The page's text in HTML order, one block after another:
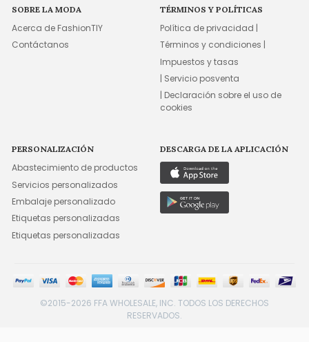
SOBRE LA MODA
Acerca de FashionTIY
Contáctanos
TÉRMINOS Y POLÍTICAS
Política de privacidad |
Términos y condiciones |
Impuestos y tasas
| Servicio posventa
| Declaración sobre el uso de
cookies
PERSONALIZACIÓN
Abastecimiento de productos
Servicios personalizados
Embalaje personalizado
Etiquetas personalizadas
Etiquetas personalizadas
DESCARGA DE LA APLICACIÓN
©2015-2026 FFA WHOLESALE, INC. TODOS LOS DERECHOS
RESERVADOS.